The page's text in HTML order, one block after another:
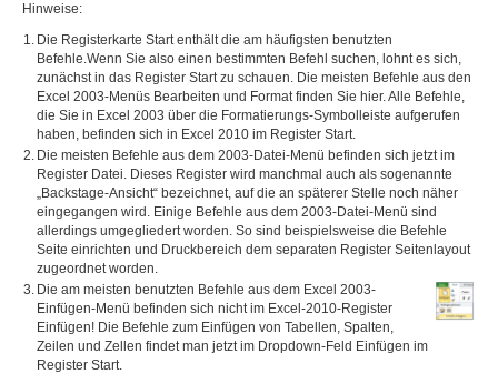
Hinweise:
1. Die Registerkarte Start enthält die am häufigsten benutzten
Befehle.Wenn Sie also einen bestimmten Befehl suchen, lohnt es sich,
zunächst in das Register Start zu schauen. Die meisten Befehle aus den
Excel 2003-Menüs Bearbeiten und Format finden Sie hier. Alle Befehle,
die Sie in Excel 2003 über die Formatierungs-Symbolleiste aufgerufen
haben, befinden sich in Excel 2010 im Register Start.
2. Die meisten Befehle aus dem 2003-Datei-Menü befinden sich jetzt im
Register Datei. Dieses Register wird manchmal auch als sogenannte
„Backstage-Ansicht“ bezeichnet, auf die an späterer Stelle noch näher
eingegangen wird. Einige Befehle aus dem 2003-Datei-Menü sind
allerdings umgegliedert worden. So sind beispielsweise die Befehle
Seite einrichten und Druckbereich dem separaten Register Seitenlayout
zugeordnet worden.
3. Die am meisten benutzten Befehle aus dem Excel 2003-
Einfügen-Menü befinden sich nicht im Excel-2010-Register
Einfügen! Die Befehle zum Einfügen von Tabellen, Spalten,
Zeilen und Zellen findet man jetzt im Dropdown-Feld Einfügen im
Register Start.